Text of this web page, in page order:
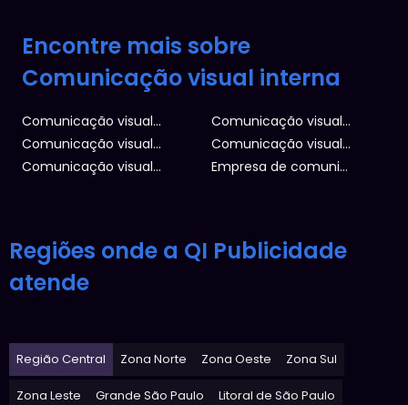
Encontre mais sobre
Comunicação visual interna
Comunicação visual empresas
Comunicação visual supermercado
Comunicação visual corporativa
Comunicação visual interna
Comunicação visual acm
Empresa de comunicação
Regiões onde a QI Publicidade
atende
Região Central Zona Norte Zona Oeste Zona Sul
Zona Leste Grande São Paulo Litoral de São Paulo